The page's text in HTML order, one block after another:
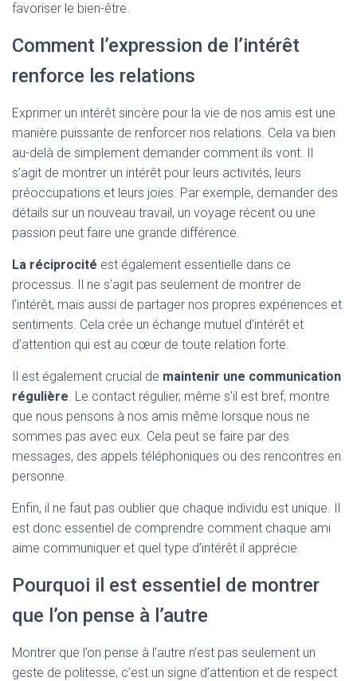
favoriser le bien-être.
Comment l’expression de l’intérêt
renforce les relations
Exprimer un intérêt sincère pour la vie de nos amis est une
manière puissante de renforcer nos relations. Cela va bien
au-delà de simplement demander comment ils vont. Il
s’agit de montrer un intérêt pour leurs activités, leurs
préoccupations et leurs joies. Par exemple, demander des
détails sur un nouveau travail, un voyage récent ou une
passion peut faire une grande différence.
La réciprocité est également essentielle dans ce
processus. Il ne s’agit pas seulement de montrer de
l’intérêt, mais aussi de partager nos propres expériences et
sentiments. Cela crée un échange mutuel d’intérêt et
d’attention qui est au cœur de toute relation forte.
Il est également crucial de maintenir une communication
régulière. Le contact régulier, même s’il est bref, montre
que nous pensons à nos amis même lorsque nous ne
sommes pas avec eux. Cela peut se faire par des
messages, des appels téléphoniques ou des rencontres en
personne.
Enfin, il ne faut pas oublier que chaque individu est unique. Il
est donc essentiel de comprendre comment chaque ami
aime communiquer et quel type d’intérêt il apprécie.
Pourquoi il est essentiel de montrer
que l’on pense à l’autre
Montrer que l’on pense à l’autre n’est pas seulement un
geste de politesse, c’est un signe d’attention et de respect